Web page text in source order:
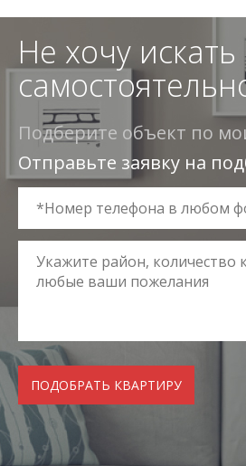
Не хочу искать
Подберите объект по
Отправьте заявку на